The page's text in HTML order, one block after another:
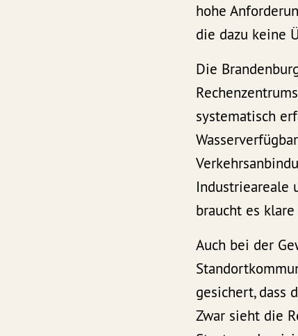
hohe
die dazu keine
Die
systematisch
Industrieareale
braucht es
Auch bei der
gesichert, dass
Zwar sieht die